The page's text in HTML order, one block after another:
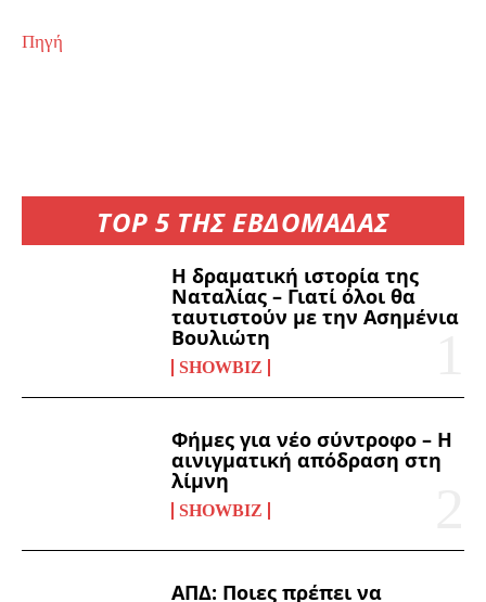
TOP 5 ΤΗΣ ΕΒΔΟΜΑΔΑΣ
Η δραματική ιστορία της
Ναταλίας – Γιατί όλοι θα
ταυτιστούν με την Ασημένια
Βουλιώτη
SHOWBIZ
Φήμες για νέο σύντροφο – Η
αινιγματική απόδραση στη
λίμνη
SHOWBIZ
ΑΠΔ: Ποιες πρέπει να
Πηγή